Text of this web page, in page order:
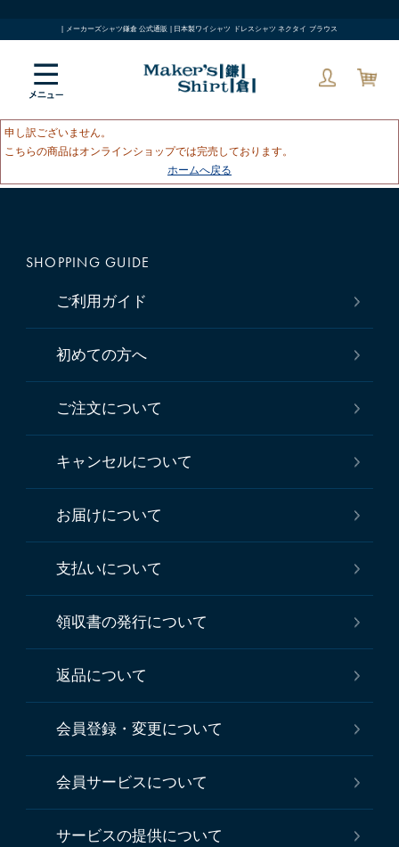
| メーカーズシャツ鎌倉 公式通販 | 日本製ワイシャツ ドレスシャツ ネクタイ ブラウス
申し訳ございません。
こちらの商品はオンラインショップでは完売しております。
ホームへ戻る
SHOPPING GUIDE
ご利用ガイド
初めての方へ
ご注文について
キャンセルについて
お届けについて
支払いについて
領収書の発行について
返品について
会員登録・変更について
会員サービスについて
サービスの提供について